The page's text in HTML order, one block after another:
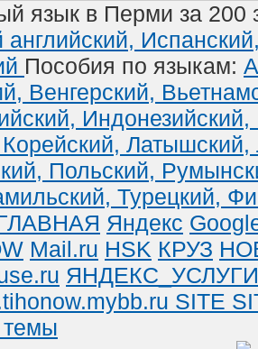
язык в Перми за 200
английский,
Пособия по языкам:
Венгерский,
Индонезийский,
Корейский, Латышский,
Польский,
Турецкий,
Яндекс
Mail.ru HSK КРУЗ
ЯНДЕКС_УСЛУГИ
SITE